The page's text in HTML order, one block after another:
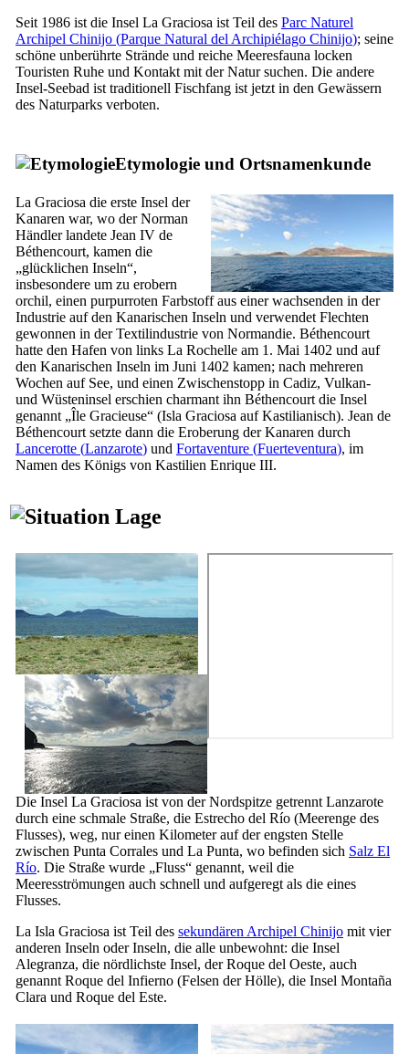
Seit 1986 ist die Insel La Graciosa ist Teil des Parc Naturel
Archipel Chinijo (Parque Natural del Archipiélago Chinijo); seine
schöne unberührte Strände und reiche Meeresfauna locken
Touristen Ruhe und Kontakt mit der Natur suchen. Die andere
Insel-Seebad ist traditionell Fischfang ist jetzt in den Gewässern
des Naturparks verboten.
Etymologie und Ortsnamenkunde
La Graciosa die erste Insel der
Kanaren war, wo der Norman
Händler landete Jean IV de
Béthencourt, kamen die
„glücklichen Inseln“,
insbesondere um zu erobern
orchil, einen purpurroten Farbstoff aus einer wachsenden in der
Industrie auf den Kanarischen Inseln und verwendet Flechten
gewonnen in der Textilindustrie von Normandie. Béthencourt
hatte den Hafen von links La Rochelle am 1. Mai 1402 und auf
den Kanarischen Inseln im Juni 1402 kamen; nach mehreren
Wochen auf See, und einen Zwischenstopp in Cadiz, Vulkan-
und Wüsteninsel erschien charmant ihn Béthencourt die Insel
genannt „Île Gracieuse“ (Isla Graciosa auf Kastilianisch). Jean de
Béthencourt setzte dann die Eroberung der Kanaren durch
Lancerotte (Lanzarote) und Fortaventure (Fuerteventura), im
Namen des Königs von Kastilien Enrique III.
Lage
Die Insel La Graciosa ist von der Nordspitze getrennt Lanzarote
durch eine schmale Straße, die Estrecho del Río (Meerenge des
Flusses), weg, nur einen Kilometer auf der engsten Stelle
zwischen Punta Corrales und La Punta, wo befinden sich Salz El
Río. Die Straße wurde „Fluss“ genannt, weil die
Meeresströmungen auch schnell und aufgeregt als die eines
Flusses.
La Isla Graciosa ist Teil des sekundären Archipel Chinijo mit vier
anderen Inseln oder Inseln, die alle unbewohnt: die Insel
Alegranza, die nördlichste Insel, derRoque del Oeste, auch
genannt Roque del Infierno (Felsen der Hölle), die Insel Montaña
Clara und Roque del Este.